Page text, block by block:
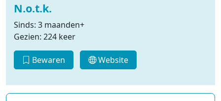
N.o.t.k.
Sinds: 3 maanden+
Gezien: 224 keer
Bewaren Website